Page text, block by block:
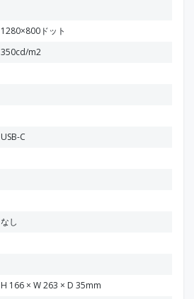
1280×800ドット
350cd/m2
USB-C
なし
H 166 × W 263 × D 35mm